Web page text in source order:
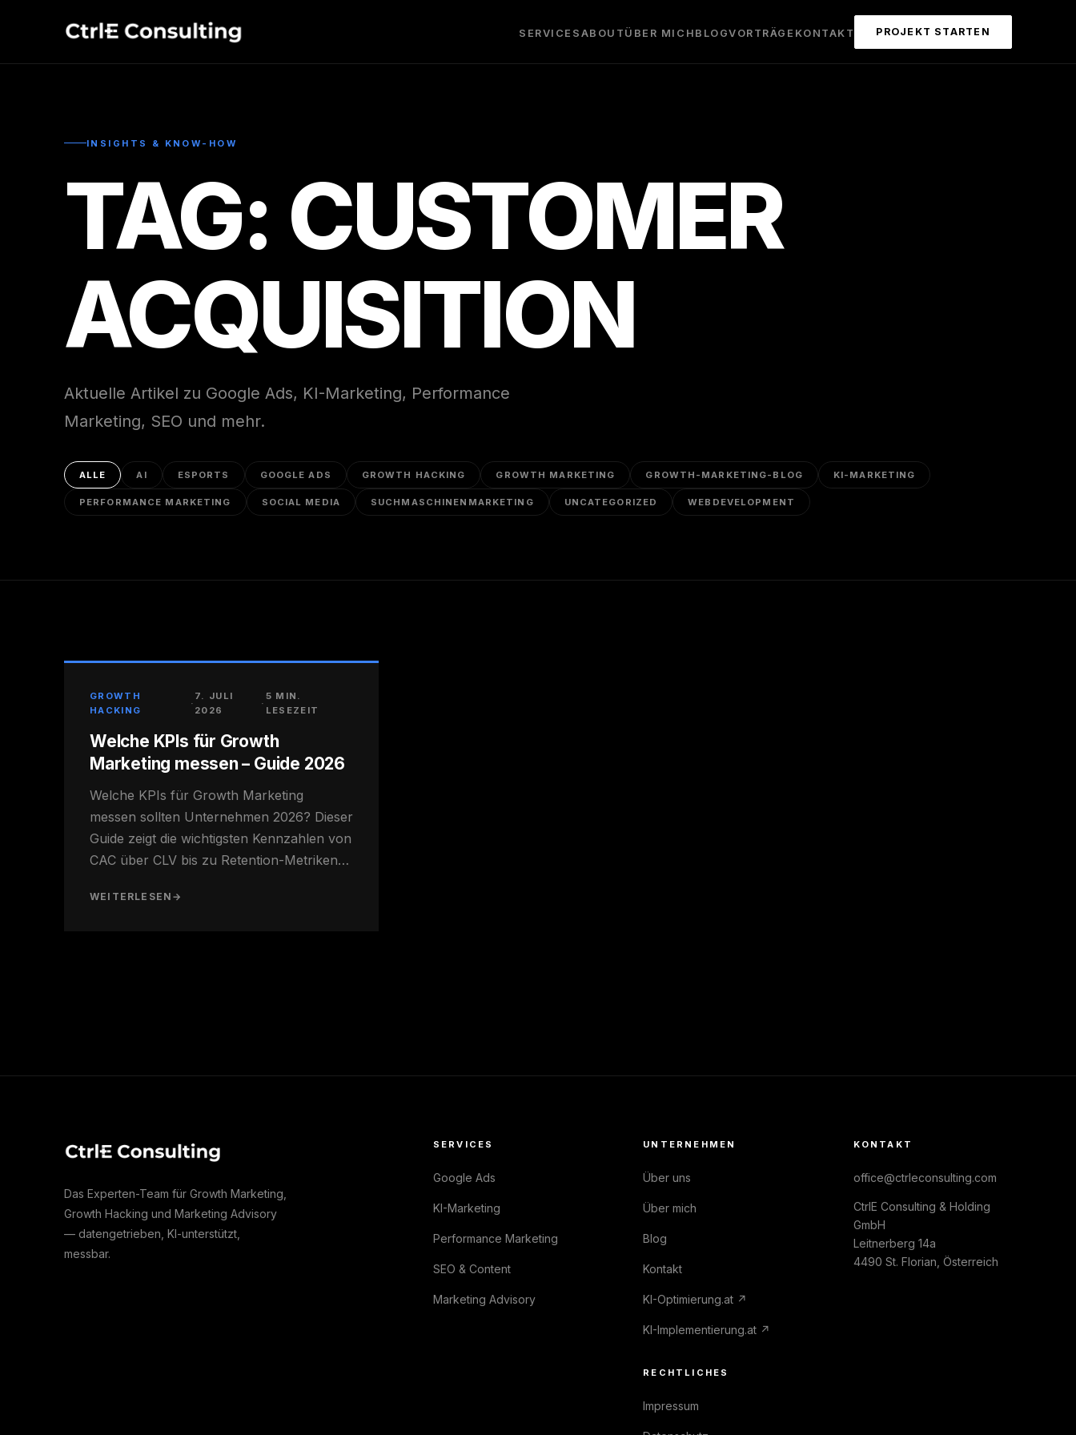
SERVICES ABOUT ÜBER MICH BLOGVORTRÄGE KONTAKT PROJEKT STARTEN
INSIGHTS & KNOW-HOW
TAG: CUSTOMER
ACQUISITION
Aktuelle Artikel zu Google Ads, KI-Marketing, Performance
Marketing, SEO und mehr.
ALLE AI ESPORTS GOOGLE ADS GROWTH HACKING GROWTH MARKETING GROWTH-MARKETING-BLOG KI-MARKETING
PERFORMANCE MARKETING SOCIAL MEDIA SUCHMASCHINENMARKETING UNCATEGORIZED WEBDEVELOPMENT
GROWTH
HACKING
·
7. JULI
2026
·
5 MIN.
LESEZEIT
Welche KPIs für Growth
Marketing messen – Guide 2026
Welche KPIs für Growth Marketing
messen sollten Unternehmen 2026? Dieser
Guide zeigt die wichtigsten Kennzahlen von
CAC über CLV bis zu Retention-Metriken…
WEITERLESEN →
Das Experten-Team für Growth Marketing,
Growth Hacking und Marketing Advisory
— datengetrieben, KI-unterstützt,
messbar.
SERVICES
Google Ads
KI-Marketing
Performance Marketing
SEO & Content
Marketing Advisory
UNTERNEHMEN
Über uns
Über mich
Blog
Kontakt
KI-Optimierung.at ↗
KI-Implementierung.at ↗
RECHTLICHES
Impressum
KONTAKT
office@ctrleconsulting.com
CtrlE Consulting & Holding
GmbH
Leitnerberg 14a
4490 St. Florian, Österreich